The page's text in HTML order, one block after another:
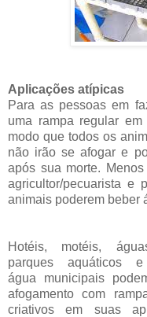
Aplicações atípicas
Para as pessoas em
uma rampa regular
modo que todos os
não irão se afogar e
após sua morte.
agricultor/pecuarista e
animais poderem beber
Hotéis, motéis,
parques aquáticos
água municipais
afogamento com
criativos em suas